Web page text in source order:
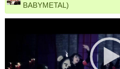
BABYMETAL)